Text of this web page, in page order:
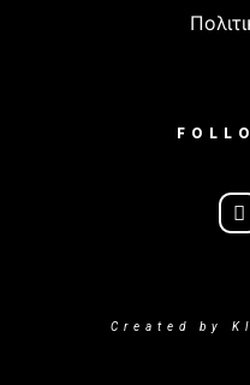
Created by